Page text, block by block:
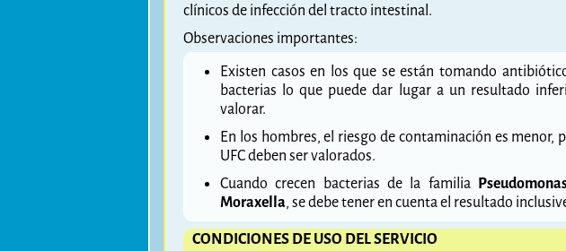
clínicos de infección del tracto intestinal.
Observaciones importantes:
Existen casos en los que se están tomando
bacterias lo que puede dar lugar a un resultado
valorar.
En los hombres, el riesgo de contaminación es
UFC deben ser valorados.
Cuando crecen bacterias de la familia
Moraxella, se debe tener en cuenta el resultado
CONDICIONES DE USO DEL SERVICIO